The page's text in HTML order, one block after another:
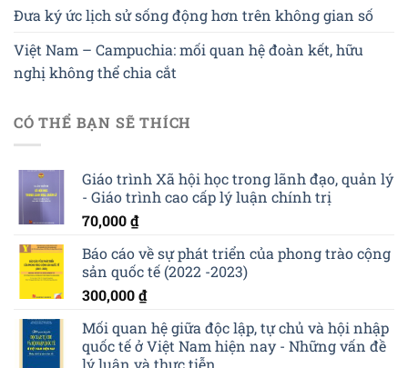
Đưa ký ức lịch sử sống động hơn trên không gian số
Việt Nam – Campuchia: mối quan hệ đoàn kết, hữu
nghị không thể chia cắt
CÓ THỂ BẠN SẼ THÍCH
Giáo trình Xã hội học trong lãnh đạo, quản lý
- Giáo trình cao cấp lý luận chính trị
70,000₫
Báo cáo về sự phát triển của phong trào cộng
sản quốc tế (2022 -2023)
300,000₫
Mối quan hệ giữa độc lập, tự chủ và hội nhập
quốc tế ở Việt Nam hiện nay - Những vấn đề
lý luận và thực tiễn